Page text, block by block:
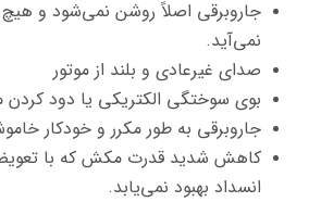
جاروبرقی اصلاً روشن نمی‌شود و هیچ
نمی‌آید.
صدای غیرعادی و بلند از موتور
بوی سوختگی الکتریکی یا دود کردن
جاروبرقی به طور مکرر و خودکار
کاهش شدید قدرت مکش که با
انسداد بهبود نمی‌یابد.